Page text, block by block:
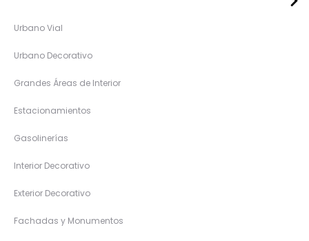
Urbano Vial
Urbano Decorativo
Grandes Áreas de Interior
Estacionamientos
Gasolinerías
Interior Decorativo
Exterior Decorativo
Fachadas y Monumentos